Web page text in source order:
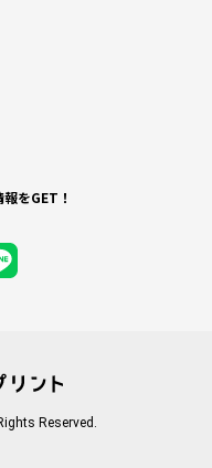
をGET！
Reserved.